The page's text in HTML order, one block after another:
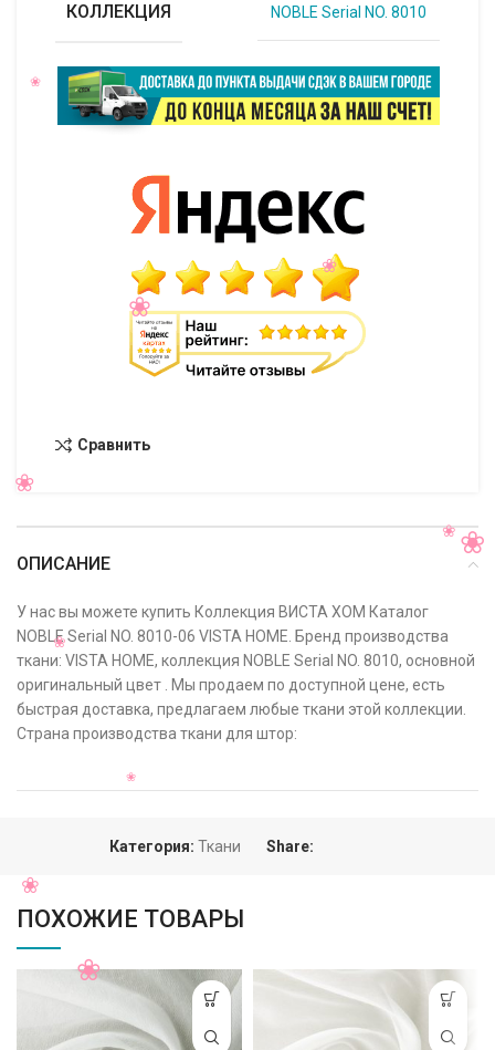
КОЛЛЕКЦИЯ NOBLE Serial NO. 8010
Сравнить
ОПИСАНИЕ
У нас вы можете купить Коллекция ВИСТА ХОМ Каталог
NOBLE Serial NO. 8010-06 VISTA HOME. Бренд производства
ткани: VISTA HOME, коллекция NOBLE Serial NO. 8010, основной
оригинальный цвет . Мы продаем по доступной цене, есть
быстрая доставка, предлагаем любые ткани этой коллекции.
Страна производства ткани для штор:
Категория: Ткани Share:
ПОХОЖИЕ ТОВАРЫ